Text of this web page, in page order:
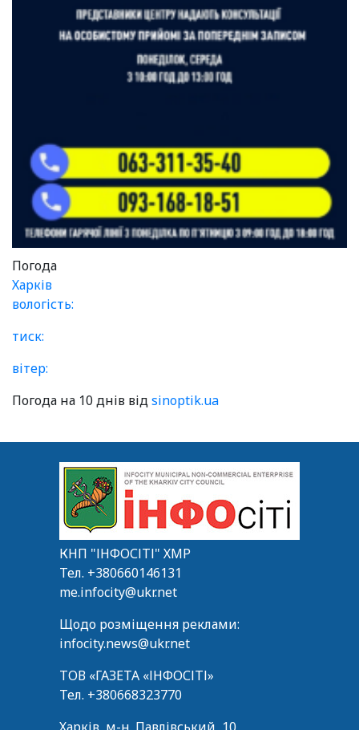
Погода
Харків
вологість:
тиск:
вітер:
Погода на 10 днів відsinoptik.ua
КНП "ІНФОСІТІ" ХМР
Тел. +380660146131
me.infocity@ukr.net
Щодо розміщення реклами:
infocity.news@ukr.net
ТОВ «ГАЗЕТА «ІНФОСІТІ»
Тел. +380668323770